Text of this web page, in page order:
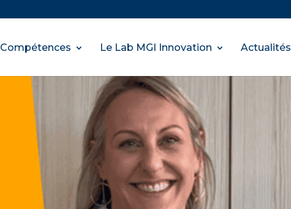
Compétences Le Lab MGI Innovation Actualités